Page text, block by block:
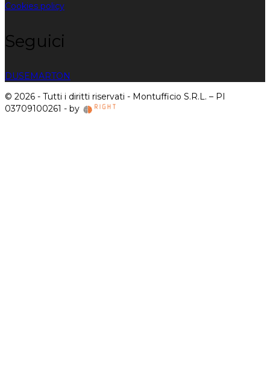
Cookies policy
Seguici
DUSEMARTON
© 2026 - Tutti i diritti riservati - Montufficio S.R.L. – PI
03709100261 - by